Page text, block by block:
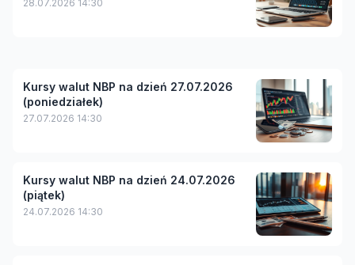
28.07.2026 14:30
Kursy walut NBP na dzień 27.07.2026
(poniedziałek)
27.07.2026 14:30
Kursy walut NBP na dzień 24.07.2026
(piątek)
24.07.2026 14:30